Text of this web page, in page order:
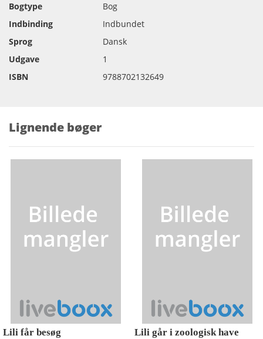
Bogtype
Bog
Indbinding
Indbundet
Sprog
Dansk
Udgave
1
ISBN
9788702132649
Lignende bøger
Lili får besøg Lili går i zoologisk have